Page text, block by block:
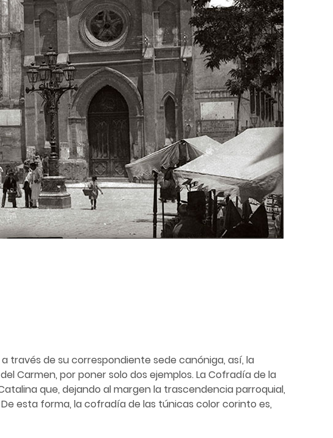
través de su correspondiente sede canóniga, así, la
Carmen, por poner solo dos ejemplos. La Cofradía de la
que, dejando al margen la trascendencia parroquial,
esta forma, la cofradía de las túnicas color corinto es,